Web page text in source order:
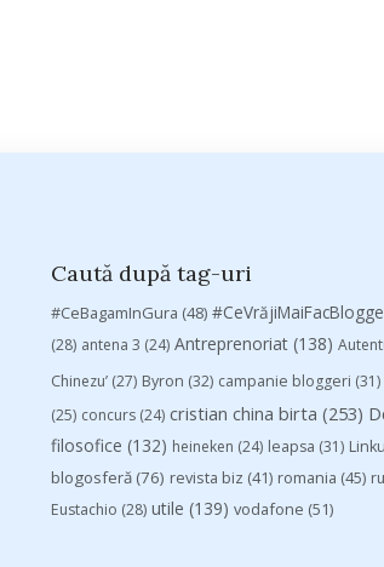
Caută după tag-uri
#CeBagamInGura (48)
(28) antena 3 (24) Antreprenoriat (138)
Chinezu’ (27) Byron (32) campanie bloggeri (31)
(25) concurs (24) cristian china birta (253)
filosofice (132) heineken (24) leapsa (31)
blogosferă (76) revista biz (41) romania (45)
Eustachio (28) utile (139) vodafone (51)